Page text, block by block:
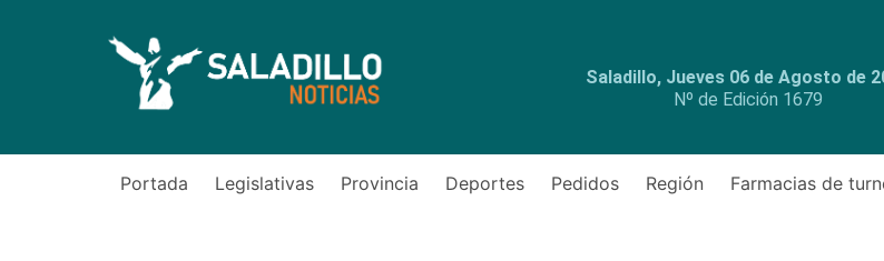
Saladillo, Jueves 06 de Agosto de
Nº de Edición 1679
Portada Legislativas Provincia Deportes Pedidos Región Farmacias de